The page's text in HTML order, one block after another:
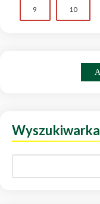
9 10
Wyszukiwarka